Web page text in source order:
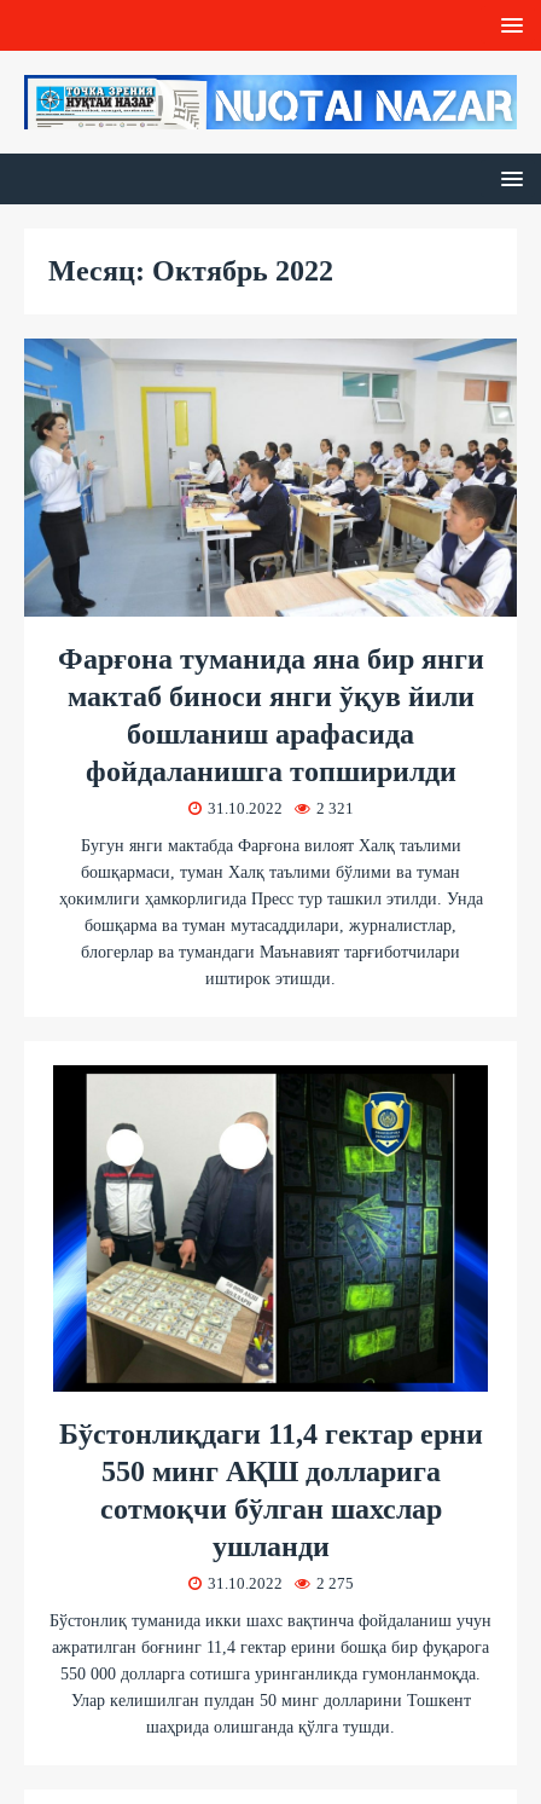
Месяц: Октябрь 2022
Фарғона туманида яна бир янги
мактаб биноси янги ўқув йили
бошланиш арафасида
фойдаланишга топширилди
31.10.2022 2 321
Бугун янги мактабда Фарғона вилоят Халқ таълими
бошқармаси, туман Халқ таълими бўлими ва туман
ҳокимлиги ҳамкорлигида Пресс тур ташкил этилди. Унда
бошқарма ва туман мутасаддилари, журналистлар,
блогерлар ва тумандаги Маънавият тарғиботчилари
иштирок этишди.
Бўстонлиқдаги 11,4 гектар ерни
550 минг АҚШ долларига
сотмоқчи бўлган шахслар
ушланди
31.10.2022 2 275
Бўстонлиқ туманида икки шахс вақтинча фойдаланиш учун
ажратилган боғнинг 11,4 гектар ерини бошқа бир фуқарога
550 000 долларга сотишга уринганликда гумонланмоқда.
Улар келишилган пулдан 50 минг долларини Тошкент
шаҳрида олишганда қўлга тушди.